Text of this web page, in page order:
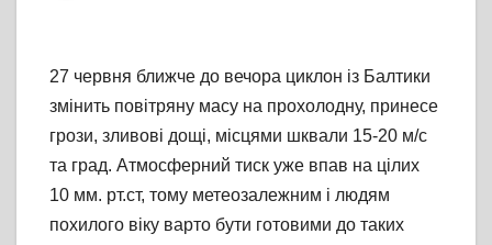
27 червня ближче до вечора циклон із Балтики
змінить повітряну масу на прохолодну, принесе
грози, зливові дощі, місцями шквали 15-20 м/с
та град. Атмосферний тиск уже впав на цілих
10 мм. рт.ст, тому метеозалежним і людям
похилого віку варто бути готовими до таких